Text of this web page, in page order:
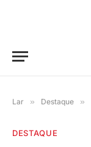
Lar » Destaque »
DESTAQUE